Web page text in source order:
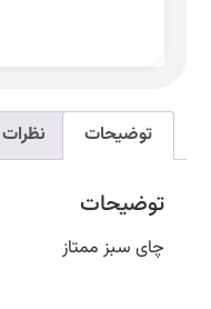
توضیحات نظرات
توضیحات
چای سبز ممتاز